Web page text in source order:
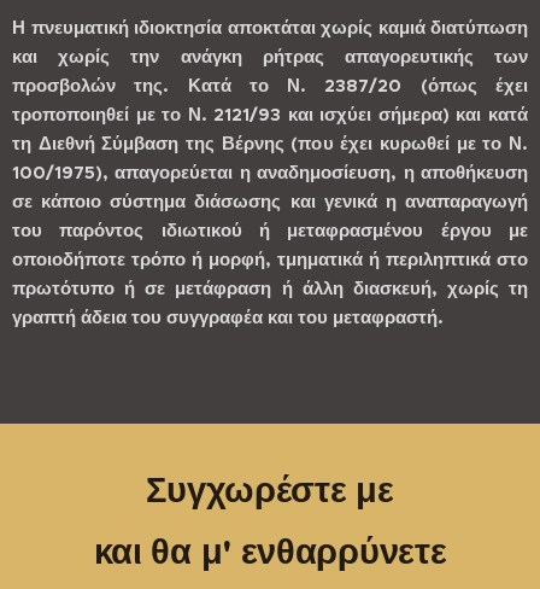
Η πνευματική ιδιοκτησία αποκτάται χωρίς καμιά διατύπωση
και χωρίς την ανάγκη ρήτρας απαγορευτικής των
προσβολών της. Κατά το Ν. 2387/20 (όπως έχει
τροποποιηθεί με το Ν. 2121/93 και ισχύει σήμερα) και κατά
τη Διεθνή Σύμβαση της Βέρνης (που έχει κυρωθεί με το Ν.
100/1975), απαγορεύεται η αναδημοσίευση, η αποθήκευση
σε κάποιο σύστημα διάσωσης και γενικά η αναπαραγωγή
του παρόντος ιδιωτικού ή μεταφρασμένου έργου με
οποιοδήποτε τρόπο ή μορφή, τμηματικά ή περιληπτικά στο
πρωτότυπο ή σε μετάφραση ή άλλη διασκευή, χωρίς τη
γραπτή άδεια του συγγραφέα και του μεταφραστή.
Συγχωρέστε με
και θα μ' ενθαρρύνετε